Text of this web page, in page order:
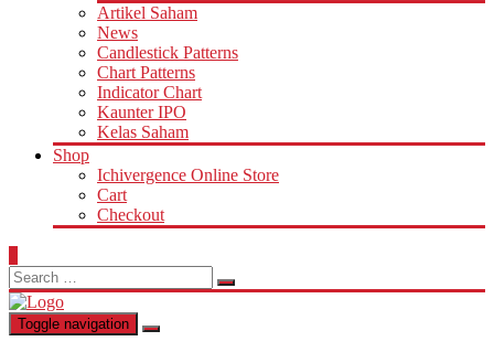
Artikel Saham
News
Candlestick Patterns
Chart Patterns
Indicator Chart
Kaunter IPO
Kelas Saham
Shop
Ichivergence Online Store
Cart
Checkout
Search
for:
Toggle navigation